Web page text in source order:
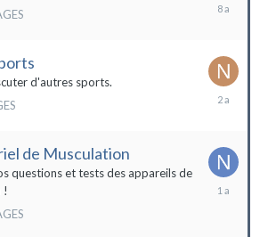
d'autres sports.
18
de Musculation
questions et tests des appareils de
!